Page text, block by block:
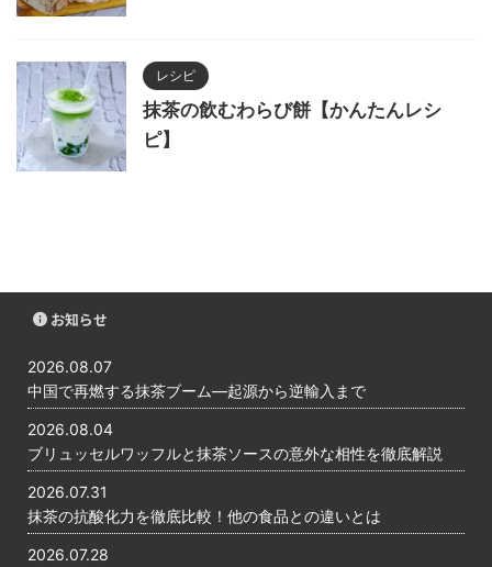
レシピ
抹茶の飲むわらび餅【かんたんレシ
ピ】
お知らせ
2026.08.07
中国で再燃する抹茶ブーム―起源から逆輸入まで
2026.08.04
ブリュッセルワッフルと抹茶ソースの意外な相性を徹底解説
2026.07.31
抹茶の抗酸化力を徹底比較！他の食品との違いとは
2026.07.28